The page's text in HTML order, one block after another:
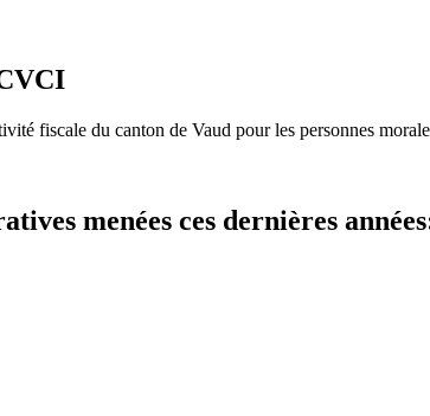
fiscale du canton de Vaud pour les personnes
menées ces dernières